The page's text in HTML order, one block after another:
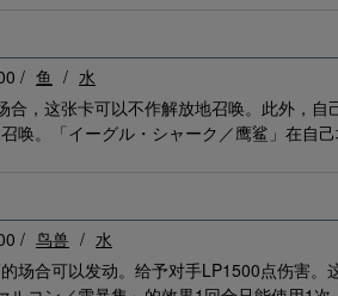
/ 鱼 / 水
合，这张卡可以不作解放地召唤。此外，
唤。「イーグル・シャーク／鹰鲨」在自己
/ 鸟兽 / 水
场合可以发动。给予对手LP1500点伤害